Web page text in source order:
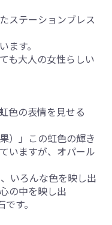
ステーションブレス
ます。
も大人の女性らしい
色の表情を見せる
）」この虹色の輝き
いますが、オパール
いろんな色を映し出
の中を映し出
す。